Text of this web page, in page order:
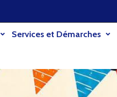
Services et Démarches